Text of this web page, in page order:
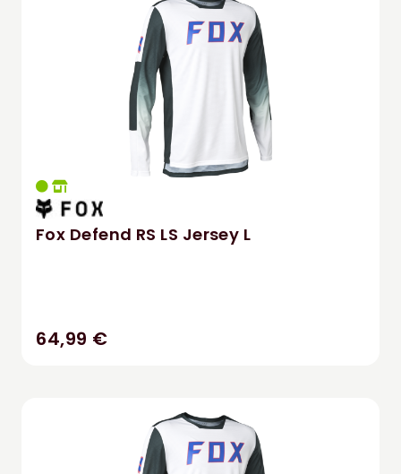
Fox Defend RS LS Jersey L
64,99 €